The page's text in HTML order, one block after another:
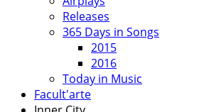
Releases
365 Days in Songs
2015
2016
Today in Music
Facult'arte